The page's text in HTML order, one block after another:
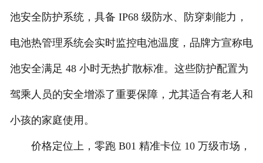
池安全防护系统，具备 IP68 级防水、防穿刺能力，
电池热管理系统会实时监控电池温度，品牌方宣称电
池安全满足 48 小时无热扩散标准。这些防护配置为
驾乘人员的安全增添了重要保障，尤其适合有老人和
小孩的家庭使用。
价格定位上，零跑 B01 精准卡位 10 万级市场，